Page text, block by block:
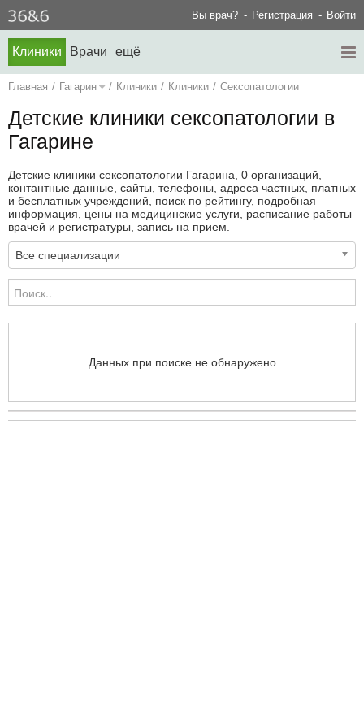
Вы врач? Регистрация Войти
Клиники Врачи ещё
Главная / Гагарин / Клиники / Клиники / Сексопатологии
Детские клиники сексопатологии в
Гагарине
Детские клиники сексопатологии Гагарина, 0 организаций,
контантные данные, сайты, телефоны, адреса частных, платных
и бесплатных учреждений, поиск по рейтингу, подробная
информация, цены на медицинские услуги, расписание работы
врачей и регистратуры, запись на прием.
Все специализации
Данных при поиске не обнаружено